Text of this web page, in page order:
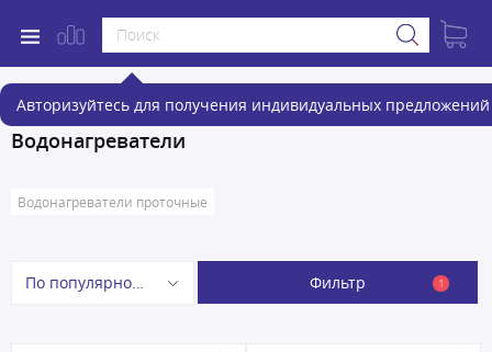
Авторизуйтесь для получения индивидуальных предложений
Водонагреватели
Водонагреватели проточные
По популярности Фильтр 1